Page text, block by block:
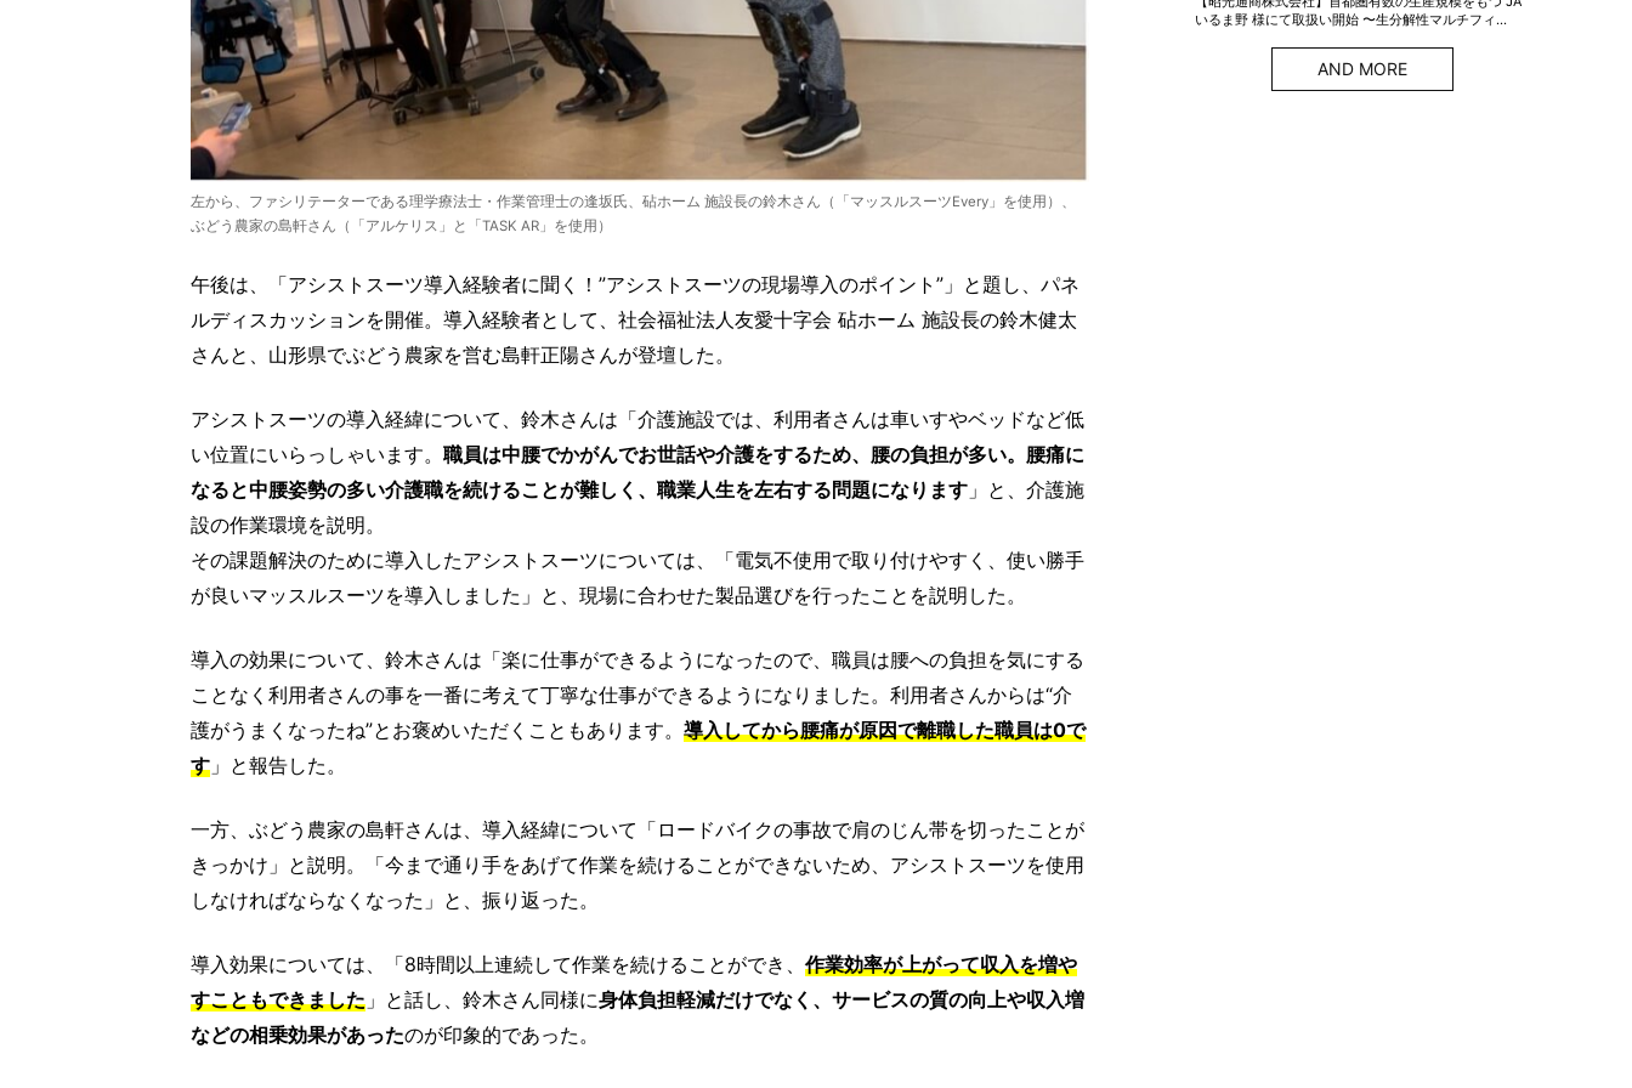
左から、ファシリテーターである理学療法士・作業管理士の逢坂氏、砧ホーム 施設長の鈴木さん（「マッスルスーツEvery」を使用）、
ぶどう農家の島軒さん（「アルケリス」と「TASK AR」を使用）
午後は、「アシストスーツ導入経験者に聞く！”アシストスーツの現場導入のポイント”」と題し、パネ
ルディスカッションを開催。導入経験者として、社会福祉法人友愛十字会 砧ホーム 施設長の鈴木健太
さんと、山形県でぶどう農家を営む島軒正陽さんが登壇した。
アシストスーツの導入経緯について、鈴木さんは「介護施設では、利用者さんは車いすやベッドなど低
い位置にいらっしゃいます。 職員は中腰でかがんでお世話や介護をするため、腰の負担が多い。腰痛に
なると中腰姿勢の多い介護職を続けることが難しく、職業人生を左右する問題になります 」と、介護施
設の作業環境を説明。
その課題解決のために導入したアシストスーツについては、「電気不使用で取り付けやすく、使い勝手
が良いマッスルスーツを導入しました」と、現場に合わせた製品選びを行ったことを説明した。
導入の効果について、鈴木さんは「楽に仕事ができるようになったので、職員は腰への負担を気にする
ことなく利用者さんの事を一番に考えて丁寧な仕事ができるようになりました。利用者さんからは“介
護がうまくなったね”とお褒めいただくこともあります。 導入してから腰痛が原因で離職した職員は0で
す 」と報告した。
一方、ぶどう農家の島軒さんは、導入経緯について「ロードバイクの事故で肩のじん帯を切ったことが
きっかけ」と説明。「今まで通り手をあげて作業を続けることができないため、アシストスーツを使用
しなければならなくなった」と、振り返った。
導入効果については、「8時間以上連続して作業を続けることができ、 作業効率が上がって収入を増や
すこともできました 」と話し、鈴木さん同様に身体負担軽減だけでなく、サービスの質の向上や収入増
などの相乗効果があったのが印象的であった。
いるま野 様にて取扱い開始 〜生分解性マルチフィ…
AND MORE